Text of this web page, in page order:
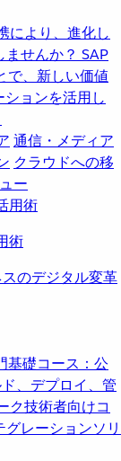
により、進化し
せんか？ SAP
で、新しい価値
ョンを活用し
通信・メディア
クラウドへの移
ー
術
のデジタル変革
基礎コース：公
、デプロイ、管
ク技術者向けコ
レーションソリ